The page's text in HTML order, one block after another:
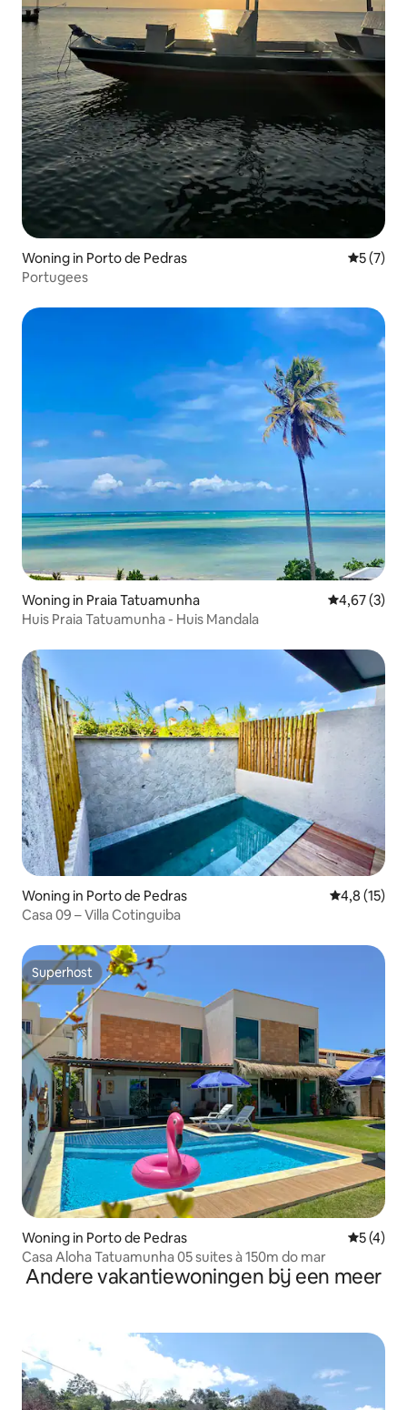
Woning in Porto de Pedras
5 (7)
Portugees
Woning in Praia Tatuamunha
4,67 (3)
Huis Praia Tatuamunha - Huis Mandala
Woning in Porto de Pedras
4,8 (15)
Casa 09 – Villa Cotinguiba
Superhost
Superhost
Woning in Porto de Pedras
5 (4)
Casa Aloha Tatuamunha 05 suites à 150m do mar
Andere vakantiewoningen bij een meer